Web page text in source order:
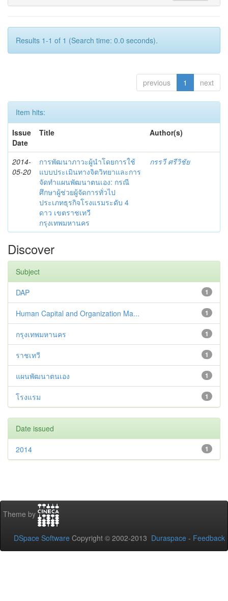
Results 1-1 of 1 (Search time: 0.0 seconds).
previous 1 next
Item hits:
Issue
Date
Title Author(s)
2014-
05-20
การพัฒนาภาวะผู้นำโดยการใช้
แบบประเมินทางจิตวิทยาและการ
จัดทำแผนพัฒนาตนเอง: กรณี
ศึกษาผู้ช่วยผู้จัดการทั่วไป
ประเภทธุรกิจโรงแรมระดับ 4
ดาว เขตราชเทวี
กรุงเทพมหานคร
กรรวี ศรีวิชัย
Discover
Subject
1
DAP
1
Human Capital and Organization Ma...
1
กรุงเทพมหานคร
1
ราชเทวี
1
แผนพัฒนาตนเอง
1
โรงแรม
Date issued
1
2014
Theme by
DSpace Software Copyright © 2002-2013 Duraspace - Feedback